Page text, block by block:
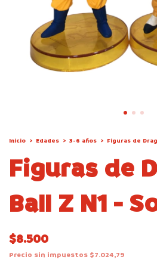
Inicio > Edades > 3-6 años > Figuras de
Figuras de
Ball Z N1 -
$8.500
Precio sin impuestos $7.024,79